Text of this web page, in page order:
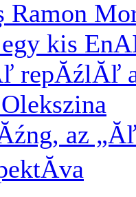
Ramon
kis
repĂźlĂľ
az